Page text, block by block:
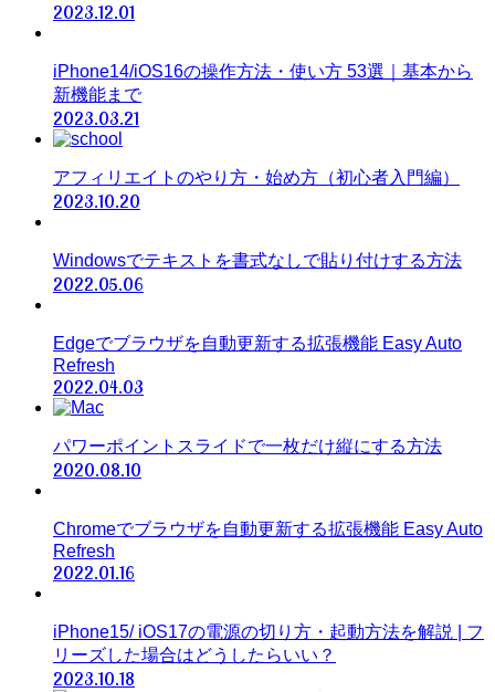
2023.12.01
iPhone14/iOS16の操作方法・使い方 53選｜基本から
新機能まで
2023.03.21
アフィリエイトのやり方・始め方（初心者入門編）
2023.10.20
Windowsでテキストを書式なしで貼り付けする方法
2022.05.06
Edgeでブラウザを自動更新する拡張機能 Easy Auto
Refresh
2022.04.03
パワーポイントスライドで一枚だけ縦にする方法
2020.08.10
Chromeでブラウザを自動更新する拡張機能 Easy Auto
Refresh
2022.01.16
iPhone15/ iOS17の電源の切り方・起動方法を解説 | フ
リーズした場合はどうしたらいい？
2023.10.18